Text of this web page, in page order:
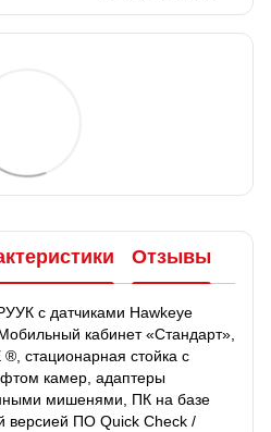
Отзывы
с датчиками Hawkeye
кабинет «Стандарт»,
стационарная стойка c
камер, адаптеры
мишенями, ПК на базе
версией ПО Quick Check /